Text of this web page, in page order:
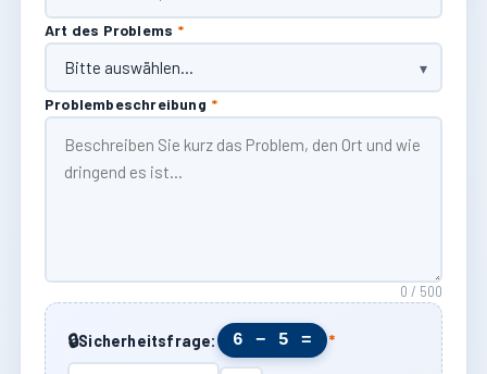
Art des Problems *
Problembeschreibung *
0 / 500
🔒Sicherheitsfrage: 6 − 5 = *